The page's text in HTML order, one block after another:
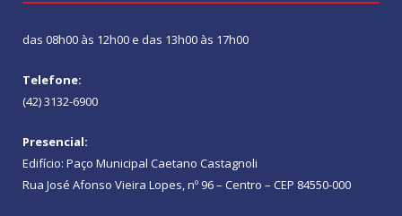
das 08h00 às 12h00 e das 13h00 às 17h00
Telefone:
(42) 3132-6900
Presencial:
Edifício: Paço Municipal Caetano Castagnoli
Rua José Afonso Vieira Lopes, nº 96 – Centro – CEP 84550-000